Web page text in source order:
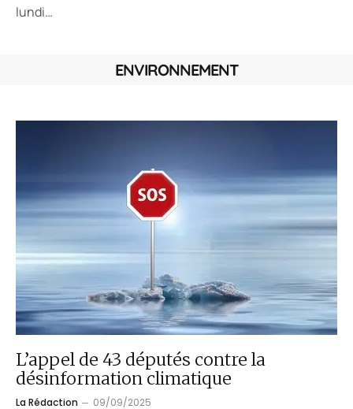
lundi…
ENVIRONNEMENT
L’appel de 43 députés contre la
désinformation climatique
La Rédaction 09/09/2025